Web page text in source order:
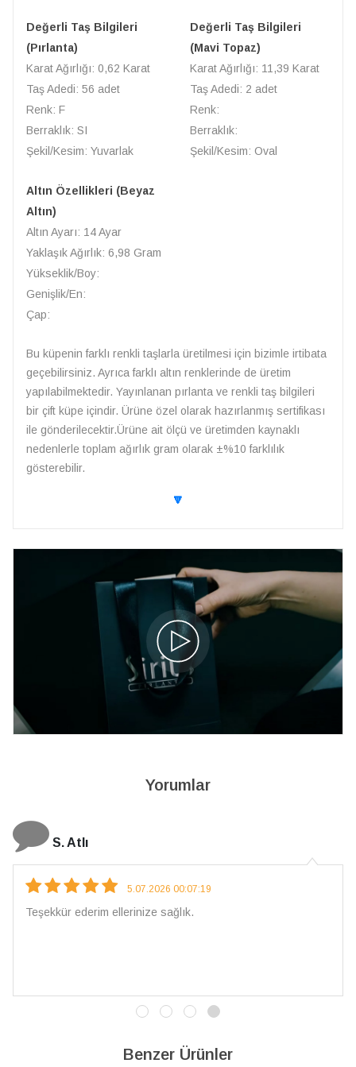
Değerli Taş Bilgileri
(Pırlanta)
Karat Ağırlığı: 0,62 Karat
Taş Adedi: 56 adet
Renk: F
Berraklık: SI
Şekil/Kesim: Yuvarlak
Değerli Taş Bilgileri
(Mavi Topaz)
Karat Ağırlığı: 11,39 Karat
Taş Adedi: 2 adet
Renk:
Berraklık:
Şekil/Kesim: Oval
Altın Özellikleri (Beyaz
Altın)
Altın Ayarı: 14 Ayar
Yaklaşık Ağırlık: 6,98 Gram
Yükseklik/Boy:
Genişlik/En:
Çap:
Bu küpenin farklı renkli taşlarla üretilmesi için bizimle irtibata
geçebilirsiniz. Ayrıca farklı altın renklerinde de üretim
yapılabilmektedir. Yayınlanan pırlanta ve renkli taş bilgileri
bir çift küpe içindir. Ürüne özel olarak hazırlanmış sertifikası
ile gönderilecektir.Ürüne ait ölçü ve üretimden kaynaklı
nedenlerle toplam ağırlık gram olarak ±%10 farklılık
gösterebilir.
🔽
Yorumlar
5.07.2026 00:07:19
ellerinize sağlık.
Benzer Ürünler